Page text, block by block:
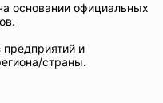
основании официальных
предприятий и
страны.